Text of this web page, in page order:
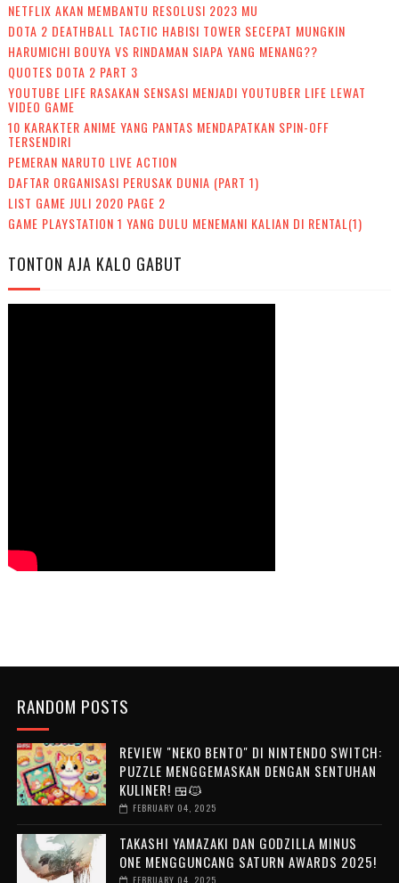
NETFLIX AKAN MEMBANTU RESOLUSI 2023 MU
DOTA 2 DEATHBALL TACTIC HABISI TOWER SECEPAT MUNGKIN
HARUMICHI BOUYA VS RINDAMAN SIAPA YANG MENANG??
QUOTES DOTA 2 PART 3
YOUTUBE LIFE RASAKAN SENSASI MENJADI YOUTUBER LIFE LEWAT
VIDEO GAME
10 KARAKTER ANIME YANG PANTAS MENDAPATKAN SPIN-OFF
TERSENDIRI
PEMERAN NARUTO LIVE ACTION
DAFTAR ORGANISASI PERUSAK DUNIA (PART 1)
LIST GAME JULI 2020 PAGE 2
GAME PLAYSTATION 1 YANG DULU MENEMANI KALIAN DI RENTAL(1)
TONTON AJA KALO GABUT
RANDOM POSTS
REVIEW "NEKO BENTO" DI NINTENDO SWITCH:
PUZZLE MENGGEMASKAN DENGAN SENTUHAN
KULINER! 🍱🐱
FEBRUARY 04, 2025
TAKASHI YAMAZAKI DAN GODZILLA MINUS
ONE MENGGUNCANG SATURN AWARDS 2025!
FEBRUARY 04, 2025